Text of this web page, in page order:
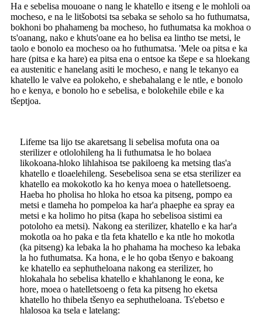
Ha e sebelisa mouoane o nang le khatello e itseng e le mohloli oa
mocheso, e na le litšobotsi tsa sebaka se seholo sa ho futhumatsa,
bokhoni bo phahameng ba mocheso, ho futhumatsa ka mokhoa o
ts'oanang, nako e khuts'oane ea ho belisa ea lintho tse metsi, le
taolo e bonolo ea mocheso oa ho futhumatsa. 'Mele oa pitsa e ka
hare (pitsa e ka hare) ea pitsa ena o entsoe ka tšepe e sa hloekang
ea austenitic e hanelang asiti le mocheso, e nang le tekanyo ea
khatello le valve ea polokeho, e shebahalang e le ntle, e bonolo
ho e kenya, e bonolo ho e sebelisa, e bolokehile ebile e ka
tšeptjoa.
Lifeme tsa lijo tse akaretsang li sebelisa mofuta ona oa
sterilizer e otlolohileng ha li futhumatsa le ho bolaea
likokoana-hloko lihlahisoa tse pakiloeng ka metsing tlas'a
khatello e tloaelehileng. Sesebelisoa sena se etsa sterilizer ea
khatello ea mokokotlo ka ho kenya moea o hatelletsoeng.
Haeba ho pholisa ho hloka ho etsoa ka pitseng, pompo ea
metsi e tlameha ho pompeloa ka har'a phaephe ea spray ea
metsi e ka holimo ho pitsa (kapa ho sebelisoa sistimi ea
potoloho ea metsi). Nakong ea sterilizer, khatello e ka har'a
mokotla oa ho paka e tla feta khatello e ka ntle ho mokotla
(ka pitseng) ka lebaka la ho phahama ha mocheso ka lebaka
la ho futhumatsa. Ka hona, e le ho qoba tšenyo e bakoang
ke khatello ea sephutheloana nakong ea sterilizer, ho
hlokahala ho sebelisa khatello e khahlanong le eona, ke
hore, moea o hatelletsoeng o feta ka pitseng ho eketsa
khatello ho thibela tšenyo ea sephutheloana. Ts'ebetso e
hlalosoa ka tsela e latelang: